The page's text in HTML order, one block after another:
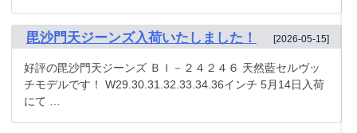
毘沙門天ジーンズ入荷いたしました！ [2026-05-15]
好評の毘沙門天ジーンズ ＢＩ－２４２４６ 天然藍セルヴッ
チモデルです！ W29.30.31.32.33.34.36インチ 5月14日入荷
にて …